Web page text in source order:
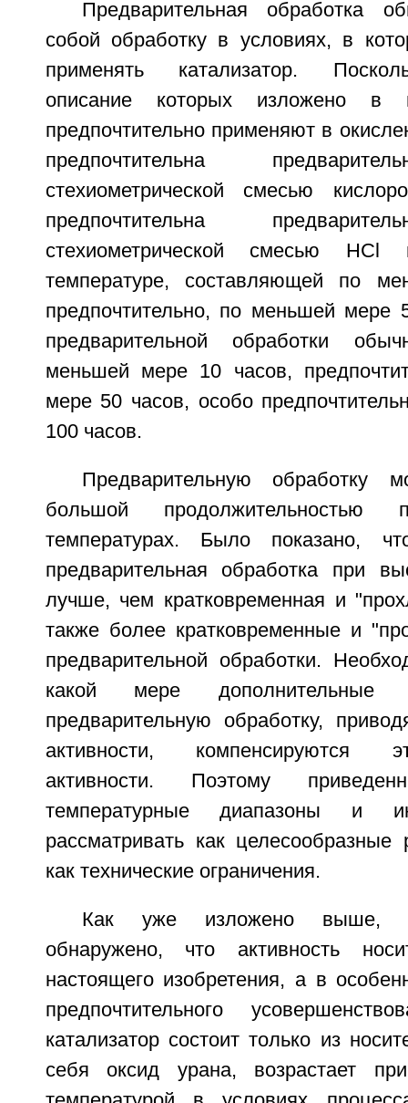
Предварительная обработка
собой обработку в условиях, в
применять катализатор.
описание которых изложено в
предпочтительно применяют в
предпочтительна
стехиометрической смесью
предпочтительна
стехиометрической смесью
температуре, составляющей по
предпочтительно, по меньшей мере
предварительной обработки
меньшей мере 10 часов,
мере 50 часов, особо
100 часов.
Предварительную обработку
большой продолжительностью
температурах. Было показано,
предварительная обработка при
лучше, чем кратковременная и
также более кратковременные и
предварительной обработки.
какой мере дополнительные
предварительную обработку,
активности, компенсируются
активности. Поэтому
температурные диапазоны и
рассматривать как
как технические ограничения.
Как уже изложено выше,
обнаружено, что активность
настоящего изобретения, а в
предпочтительного
катализатор состоит только из
себя оксид урана, возрастает